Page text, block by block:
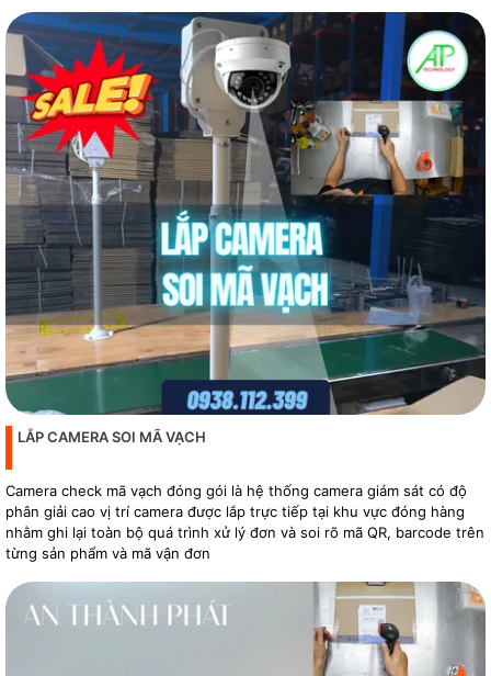
LẮP CAMERA SOI MÃ VẠCH
Camera check mã vạch đóng gói là hệ thống camera giám sát có độ
phân giải cao vị trí camera được lắp trực tiếp tại khu vực đóng hàng
nhằm ghi lại toàn bộ quá trình xử lý đơn và soi rõ mã QR, barcode trên
từng sản phẩm và mã vận đơn